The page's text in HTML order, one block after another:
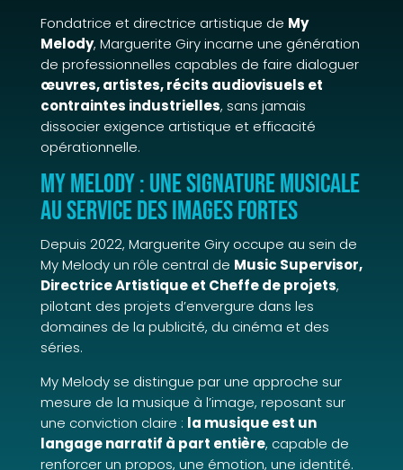
Fondatrice et directrice artistique de My
Melody, Marguerite Giry incarne une génération
de professionnelles capables de faire dialoguer
œuvres, artistes, récits audiovisuels et
contraintes industrielles, sans jamais
dissocier exigence artistique et efficacité
opérationnelle.
My Melody : une signature musicale
au service des images fortes
Depuis 2022, Marguerite Giry occupe au sein de
My Melody un rôle central de Music Supervisor,
Directrice Artistique et Cheffe de projets,
pilotant des projets d’envergure dans les
domaines de la publicité, du cinéma et des
séries.
My Melody se distingue par une approche sur
mesure de la musique à l’image, reposant sur
une conviction claire : la musique est un
langage narratif à part entière, capable de
renforcer un propos, une émotion, une identité.